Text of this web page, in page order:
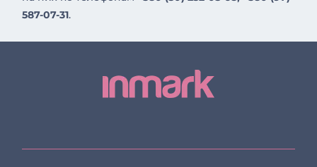
587-07-31.